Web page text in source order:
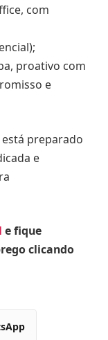
com
proativo com
e
está preparado
e
e fique
clicando